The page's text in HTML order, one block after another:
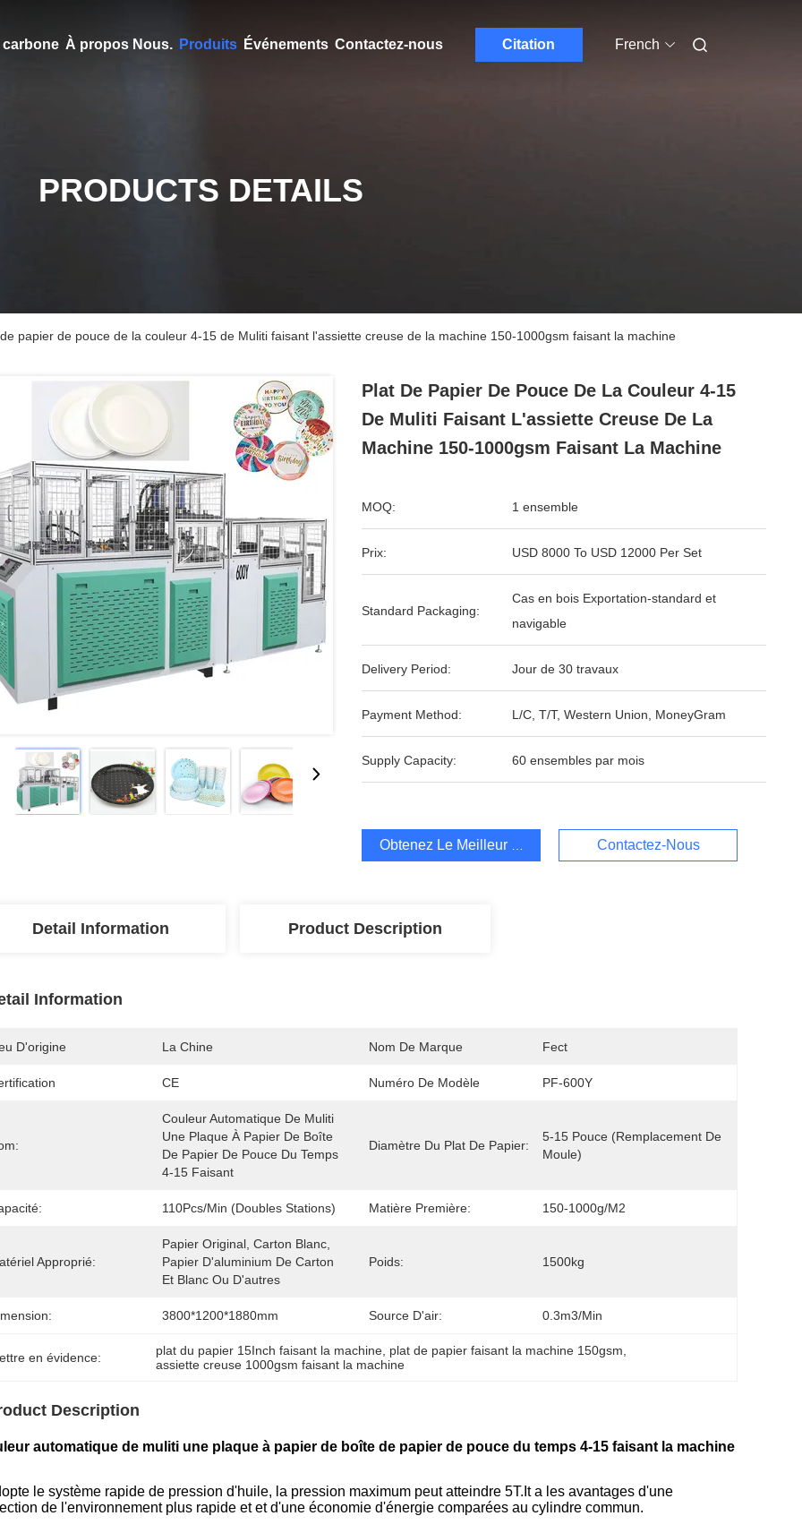
carbone À propos Nous. Produits Événements Contactez-nous Citation French
PRODUCTS DETAILS
papier de pouce de la couleur 4-15 de Muliti faisant l'assiette creuse de la machine 150-1000gsm faisant la machine
Plat De Papier De Pouce De La Couleur 4-15
De Muliti Faisant L'assiette Creuse De La
Machine 150-1000gsm Faisant La Machine
MOQ: 1 ensemble
Prix: USD 8000 To USD 12000 Per Set
Standard Packaging:
Cas en bois Exportation-standard et
navigable
Delivery Period: Jour de 30 travaux
Payment Method: L/C, T/T, Western Union, MoneyGram
Supply Capacity: 60 ensembles par mois
Obtenez Le Meilleur Prix Contactez-Nous
Detail Information Product Description
Information
D'origine La Chine Nom De Marque Fect
CE Numéro De Modèle PF-600Y
Couleur Automatique De Muliti
Une Plaque À Papier De Boîte
De Papier De Pouce Du Temps
4-15 Faisant
Diamètre Du Plat De Papier:
5-15 Pouce (remplacement De
Moule)
110Pcs/min (doubles Stations) Matière Première: 150-1000g/m2
Approprié:
Papier Original, Carton Blanc,
Papier D'aluminium De Carton
Et Blanc Ou D'autres
Poids: 1500kg
3800*1200*1880mm Source D'air: 0.3m3/min
en évidence: plat du papier 15Inch faisant la machine plat de papier faisant la machine 150gsm
assiette creuse 1000gsm faisant la machine
Description
automatique de muliti une plaque à papier de boîte de papier de pouce du temps 4-15 faisant la machine
le système rapide de pression d'huile, la pression maximum peut atteindre 5T.It a les avantages d'une
de l'environnement plus rapide et et d'une économie d'énergie comparées au cylindre commun.